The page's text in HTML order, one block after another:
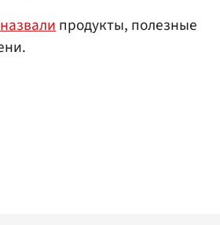
назвалипродукты, полезные